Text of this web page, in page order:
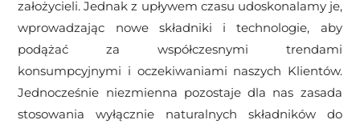
założycieli. Jednak z upływem czasu udoskonalamy je,
wprowadzając nowe składniki i technologie, aby
podążać za współczesnymi trendami
konsumpcyjnymi i oczekiwaniami naszych Klientów.
Jednocześnie niezmienna pozostaje dla nas zasada
stosowania wyłącznie naturalnych składników do